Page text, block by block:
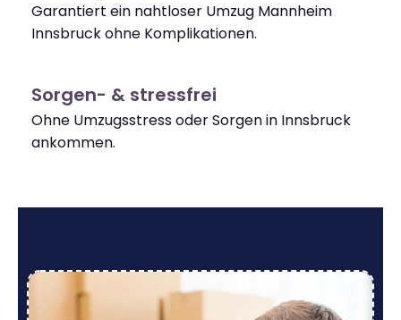
Garantiert ein nahtloser Umzug Mannheim
Innsbruck ohne Komplikationen.
Sorgen- & stressfrei
Ohne Umzugsstress oder Sorgen in Innsbruck
ankommen.